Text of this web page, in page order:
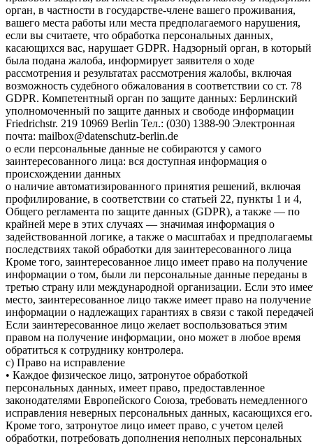
орган, в частности в государстве-члене вашего проживания,
вашего места работы или места предполагаемого нарушения,
если вы считаете, что обработка персональных данных,
касающихся вас, нарушает GDPR. Надзорный орган, в который
была подана жалоба, информирует заявителя о ходе
рассмотрения и результатах рассмотрения жалобы, включая
возможность судебного обжалования в соответствии со ст. 78
GDPR. Компетентный орган по защите данных: Берлинский
уполномоченный по защите данных и свободе информации
Friedrichstr. 219 10969 Berlin Тел.: (030) 1388-90 Электронная
почта: mailbox@datenschutz-berlin.de
o если персональные данные не собираются у самого
заинтересованного лица: вся доступная информация о
происхождении данных
o наличие автоматизированного принятия решений, включая
профилирование, в соответствии со статьей 22, пункты 1 и 4,
Общего регламента по защите данных (GDPR), а также — по
крайней мере в этих случаях — значимая информация о
задействованной логике, а также о масштабах и
последствиях такой обработки для заинтересованного лица
Кроме того, заинтересованное лицо имеет право на получение
информации о том, были ли персональные данные переданы в
третью страну или международной организации. Если это
место, заинтересованное лицо также имеет право на получение
информации о надлежащих гарантиях в связи с такой
Если заинтересованное лицо желает воспользоваться этим
правом на получение информации, оно может в любое время
обратиться к сотруднику контролера.
c) Право на исправление
• Каждое физическое лицо, затронутое обработкой
персональных данных, имеет право, предоставленное
законодателями Европейского Союза, требовать немедленного
исправления неверных персональных данных, касающихся его.
Кроме того, затронутое лицо имеет право, с учетом целей
обработки, потребовать дополнения неполных персональных